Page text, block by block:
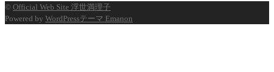
© Official Web Site 浮世満理子
Powered by WordPressテーマ Emanon